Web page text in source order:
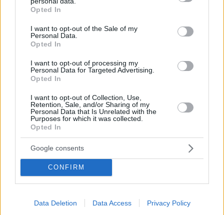
grant or deny consent to Google and its third-party tags to
use your data for below specified purposes in below Google
consent section.
Opted In
I want to opt-out of the Sale of my
Personal Data.
Opted In
I want to opt-out of processing my
Personal Data for Targeted Advertising.
Opted In
I want to opt-out of Collection, Use,
Retention, Sale, and/or Sharing of my
Personal Data that Is Unrelated with the
Purposes for which it was collected.
Opted In
Google consents
CONFIRM
Data Deletion Data Access Privacy Policy
αν έχει προγραμματιστεί ο εμβολιασμός του
πολίτη ή θα μπορούν να κάνουν τον
προγραμματισμό λαμβάνοντας άμεσα σε
σχετικό παραπεμπτικό. Ομοίως θα μπορούν να
απευθύνονται στους φαρμακοποιούς τους οι
κέντρο που θα οριστεί για να δηλώσουν
ενδιαφέρον και να κλείσουν ραντεβού βάσει
του τόπου κατοικίας τους.
Μητρώο Εμβολιασμού
Χάρη στο νέο αυτό τρόπο εμβολιασμού θα
εμβολιαζόμενοι έναντι του νέου κορωνοϊού στο